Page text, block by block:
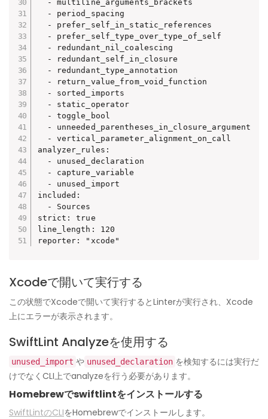
  - multiline_arguments_brackets
  - period_spacing
  - prefer_self_in_static_references
  - prefer_self_type_over_type_of_self
  - redundant_nil_coalescing
  - redundant_self_in_closure
  - redundant_type_annotation
  - return_value_from_void_function
  - sorted_imports
  - static_operator
  - toggle_bool
  - unneeded_parentheses_in_closure_argument
  - vertical_parameter_alignment_on_call
analyzer_rules:
  - unused_declaration
  - capture_variable
  - unused_import
included:
  - Sources
strict: true
line_length: 120
reporter: "xcode"
Xcodeで開いて実行する
この状態でXcodeで開いて実行するとLinterが実行され、Xcode
上にエラーが表示されます。
SwiftLint Analyzeを使用する
unused_import や unused_declaration を検知するには実行だ
けでなくCLI上でanalyzeを行う必要があります。
Homebrewでswiftlintをインストールする
SwiftLintのCLIをHomebrewでインストールします。